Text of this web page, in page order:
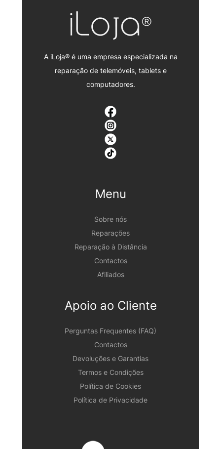
A iLoja® é uma empresa especializada na
reparação de telemóveis, tablets e
computadores.
Menu
Sobre nós
Reparações
Reparação à Distância
Contactos
Afiliados
Apoio ao Cliente
Perguntas Frequentes (FAQ)
Contactos
Devoluções e Garantias
Termos e Condições
Política de Cookies
Política de Privacidade